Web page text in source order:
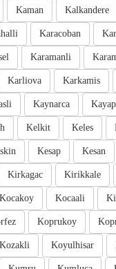
Kalkandere
Kaman
Karacoban
Karamanli
Karkamis
Karliova
Kaynarca
Keles
Kelkit
Kesan
Kesap
Kirikkale
Kirkagac
Kocaali
Kocakoy
Koprukoy
Koyulhisar
Kozakli